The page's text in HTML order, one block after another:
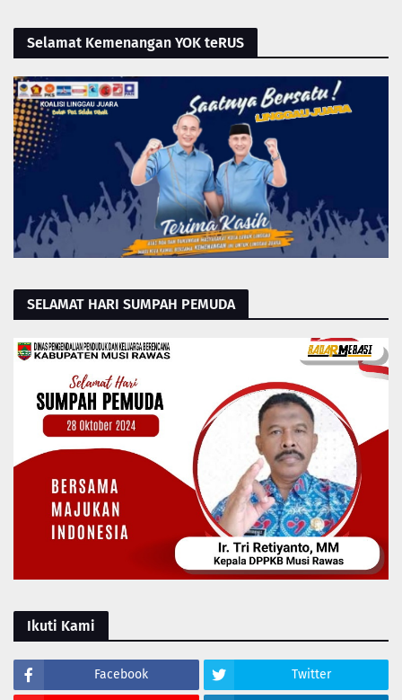
Selamat Kemenangan YOK teRUS
SELAMAT HARI SUMPAH PEMUDA
Ikuti Kami
Facebook Twitter